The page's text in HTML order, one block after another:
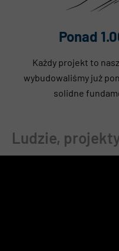
Każdy projekt to
wybudowaliśmy już
solidne
Ponad
Ludzie,